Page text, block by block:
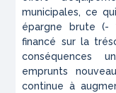
municipales, ce
épargne brute (-
financé sur la
conséquences
emprunts
continue à